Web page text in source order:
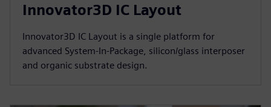
Innovator3D IC Layout
Innovator3D IC Layout is a single platform for
advanced System-In-Package, silicon/glass interposer
and organic substrate design.